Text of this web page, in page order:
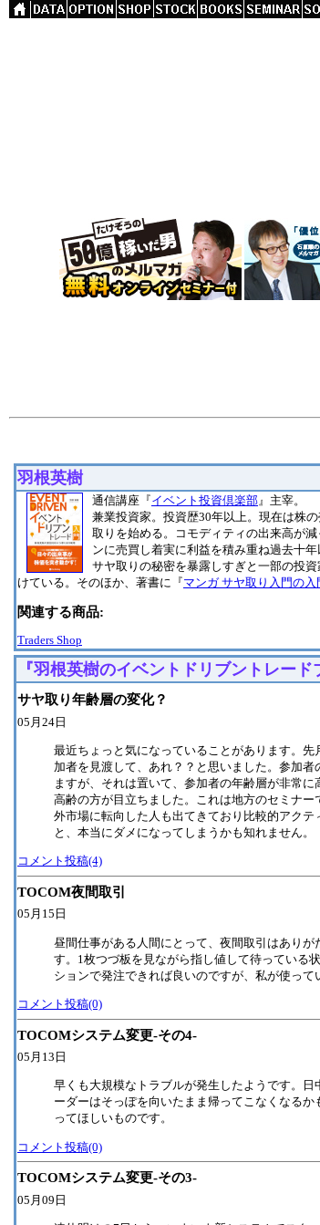
羽根英樹
通信講座『イベント投資倶楽部』主宰。
兼業投資家。投資歴30年以上。現在は株
取りを始める。コモディティの出来高が
ンに売買し着実に利益を積み重ね過去十
サヤ取りの秘密を暴露しすぎと一部の投
けている。そのほか、著書に『マンガ サヤ取り入門の入
関連する商品:
Traders Shop
『羽根英樹のイベントドリブントレード
サヤ取り年齢層の変化？
05月24日
最近ちょっと気になっていることがあります。
加者を見渡して、あれ？？と思いました。参加
ますが、それは置いて、参加者の年齢層が非常
高齢の方が目立ちました。これは地方のセミナ
外市場に転向した人も出てきており比較的アク
と、本当にダメになってしまうかも知れません。
コメント投稿(4)
TOCOM夜間取引
05月15日
昼間仕事がある人間にとって、夜間取引はあり
す。1枚つづ板を見ながら指し値して待っている
ションで発注できれば良いのですが、私が使っ
コメント投稿(0)
TOCOMシステム変更-その4-
05月13日
早くも大規模なトラブルが発生したようです。
ーダーはそっぽを向いたまま帰ってこなくなる
ってほしいものです。
コメント投稿(0)
TOCOMシステム変更-その3-
05月09日